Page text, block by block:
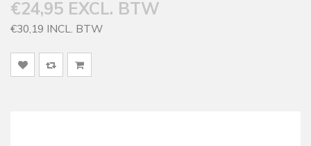
€24,95 EXCL. BTW
€30,19 INCL. BTW